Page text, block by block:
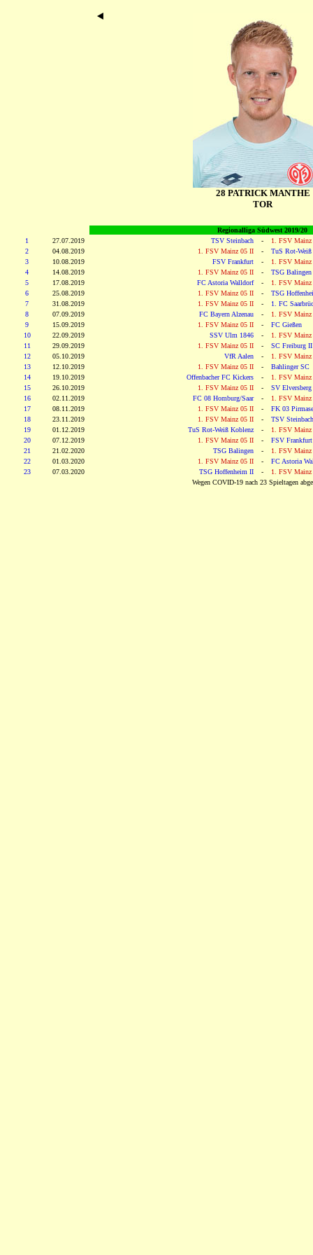
28 PATRICK MANTHE
TOR
Regionalliga Südwest 2019/20
1
27.07.2019 TSV Steinbach -
1. FSV
2
04.08.2019 1. FSV Mainz 05 II -
TuS Rot-
3
10.08.2019 FSV Frankfurt -
1. FSV
4
14.08.2019 1. FSV Mainz 05 II -
TSG Balingen
5
17.08.2019 FC Astoria Walldorf -
1. FSV
6
25.08.2019 1. FSV Mainz 05 II -
TSG
7
31.08.2019 1. FSV Mainz 05 II -
1. FC
8
07.09.2019 FC Bayern Alzenau -
1. FSV
9
15.09.2019 1. FSV Mainz 05 II -
FC Gießen
10
22.09.2019 SSV Ulm 1846 -
1. FSV
11
29.09.2019 1. FSV Mainz 05 II -
SC Freiburg II
12
05.10.2019 VfR Aalen -
1. FSV
13
12.10.2019 1. FSV Mainz 05 II -
Bahlinger SC
14
19.10.2019 Offenbacher FC Kickers -
1. FSV
15
26.10.2019 1. FSV Mainz 05 II -
SV Elversberg
16
02.11.2019 FC 08 Homburg/Saar -
1. FSV
17
08.11.2019 1. FSV Mainz 05 II -
FK 03
18
23.11.2019 1. FSV Mainz 05 II -
TSV Steinbach
19
01.12.2019 TuS Rot-Weiß Koblenz -
1. FSV
20
07.12.2019 1. FSV Mainz 05 II -
FSV Frankfurt
21
21.02.2020 TSG Balingen -
1. FSV
22
01.03.2020 1. FSV Mainz 05 II -
FC Astoria
23
07.03.2020 TSG Hoffenheim II -
1. FSV
Wegen COVID-19 nach 23 Spieltagen